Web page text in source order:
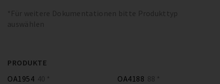
*Für weitere Dokumentationen bitte Produkttyp
auswählen
PRODUKTE
OA1954 40 * OA4188 88 *